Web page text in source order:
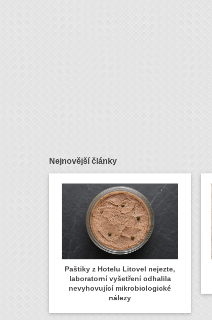
Nejnovější články
Paštiky z Hotelu Litovel nejezte,
laboratorní vyšetření odhalila
nevyhovující mikrobiologické
nálezy